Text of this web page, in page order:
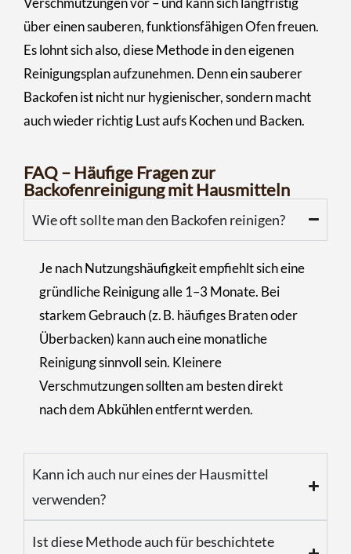
über einen sauberen, funktionsfähigen Ofen freuen.
Es lohnt sich also, diese Methode in den eigenen
Reinigungsplan aufzunehmen. Denn ein sauberer
Backofen ist nicht nur hygienischer, sondern macht
auch wieder richtig Lust aufs Kochen und Backen.
FAQ – Häufige Fragen zur
Backofenreinigung mit Hausmitteln
Wie oft sollte man den Backofen reinigen?
Je nach Nutzungshäufigkeit empfiehlt sich eine
gründliche Reinigung alle 1–3 Monate. Bei
starkem Gebrauch (z. B. häufiges Braten oder
Überbacken) kann auch eine monatliche
Reinigung sinnvoll sein. Kleinere
Verschmutzungen sollten am besten direkt
nach dem Abkühlen entfernt werden.
Kann ich auch nur eines der Hausmittel
verwenden?
Ist diese Methode auch für beschichtete